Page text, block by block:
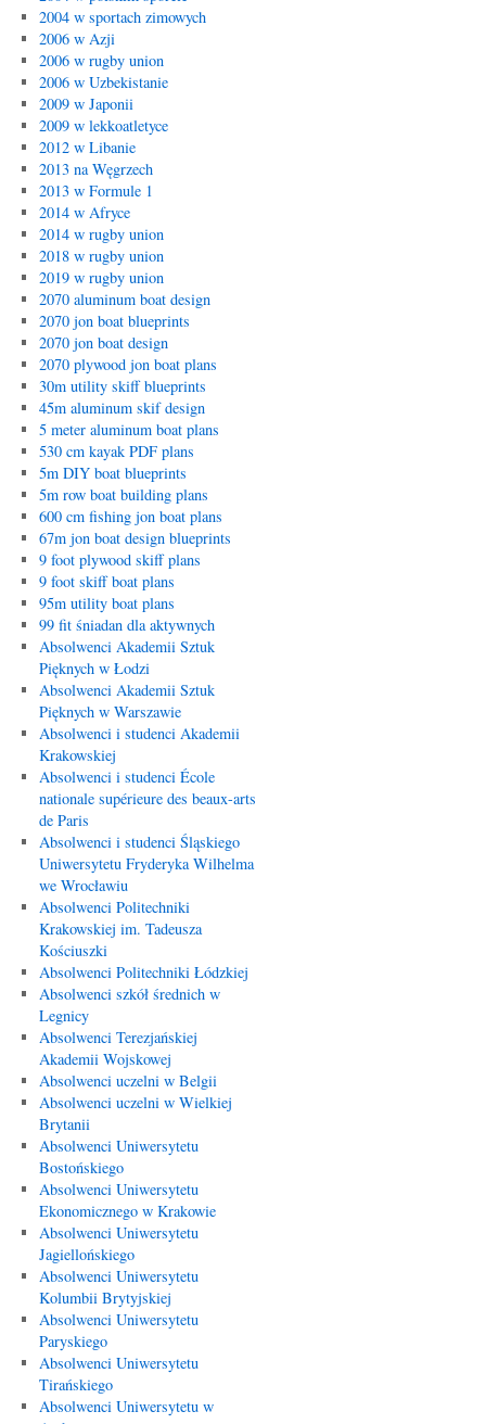
2004 w sportach zimowych
2006 w Azji
2006 w rugby union
2006 w Uzbekistanie
2009 w Japonii
2009 w lekkoatletyce
2012 w Libanie
2013 na Węgrzech
2013 w Formule 1
2014 w Afryce
2014 w rugby union
2018 w rugby union
2019 w rugby union
2070 aluminum boat design
2070 jon boat blueprints
2070 jon boat design
2070 plywood jon boat plans
30m utility skiff blueprints
45m aluminum skif design
5 meter aluminum boat plans
530 cm kayak PDF plans
5m DIY boat blueprints
5m row boat building plans
600 cm fishing jon boat plans
67m jon boat design blueprints
9 foot plywood skiff plans
9 foot skiff boat plans
95m utility boat plans
99 fit śniadan dla aktywnych
Absolwenci Akademii Sztuk
Pięknych w Łodzi
Absolwenci Akademii Sztuk
Pięknych w Warszawie
Absolwenci i studenci Akademii
Krakowskiej
Absolwenci i studenci École
nationale supérieure des beaux-arts
de Paris
Absolwenci i studenci Śląskiego
Uniwersytetu Fryderyka Wilhelma
we Wrocławiu
Absolwenci Politechniki
Krakowskiej im. Tadeusza
Kościuszki
Absolwenci Politechniki Łódzkiej
Absolwenci szkół średnich w
Legnicy
Absolwenci Terezjańskiej
Akademii Wojskowej
Absolwenci uczelni w Belgii
Absolwenci uczelni w Wielkiej
Brytanii
Absolwenci Uniwersytetu
Bostońskiego
Absolwenci Uniwersytetu
Ekonomicznego w Krakowie
Absolwenci Uniwersytetu
Jagiellońskiego
Absolwenci Uniwersytetu
Kolumbii Brytyjskiej
Absolwenci Uniwersytetu
Paryskiego
Absolwenci Uniwersytetu
Tirańskiego
Absolwenci Uniwersytetu w